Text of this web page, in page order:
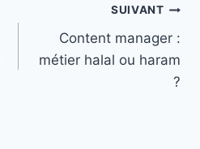
SUIVANT
Content manager :
métier halal ou haram
?